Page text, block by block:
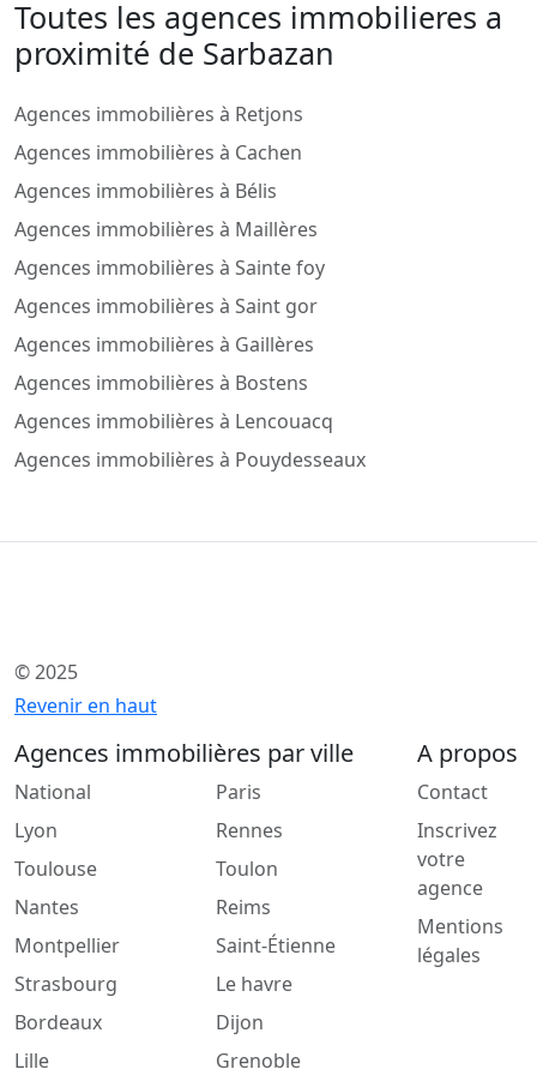
Toutes les agences immobilieres a
proximité de Sarbazan
Agences immobilières à Retjons
Agences immobilières à Cachen
Agences immobilières à Bélis
Agences immobilières à Maillères
Agences immobilières à Sainte foy
Agences immobilières à Saint gor
Agences immobilières à Gaillères
Agences immobilières à Bostens
Agences immobilières à Lencouacq
Agences immobilières à Pouydesseaux
© 2025
Revenir en haut
Agences immobilières par ville
National
Lyon
Toulouse
Nantes
Montpellier
Strasbourg
Bordeaux
Lille
Paris
Rennes
Toulon
Reims
Saint-Étienne
Le havre
Dijon
Grenoble
A propos
Contact
Inscrivez
votre
agence
Mentions
légales